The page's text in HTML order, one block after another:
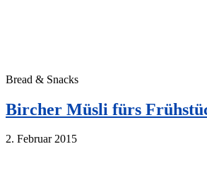
Bread & Snacks
Bircher Müsli fürs
2. Februar 2015